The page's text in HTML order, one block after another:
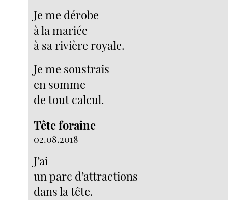
Je me dérobe
à la mariée
à sa rivière royale.
Je me soustrais
en somme
de tout calcul.
Tête foraine
02.08.2018
J’ai
un parc d’attractions
dans la tête.